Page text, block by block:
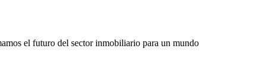
el futuro del sector inmobiliario para un mundo